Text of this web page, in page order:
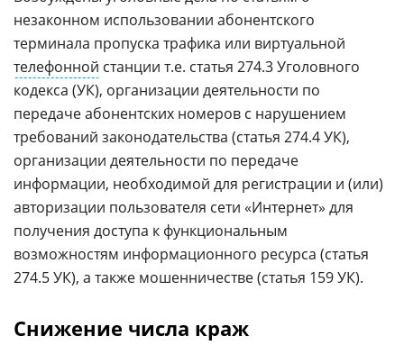
незаконном использовании абонентского
терминала пропуска трафика или виртуальной
телефонной станции т.е. статья 274.3 Уголовного
кодекса (УК), организации деятельности по
передаче абонентских номеров с нарушением
требований законодательства (статья 274.4 УК),
организации деятельности по передаче
информации, необходимой для регистрации и (или)
авторизации пользователя сети «Интернет» для
получения доступа к функциональным
возможностям информационного ресурса (статья
274.5 УК), а также мошенничестве (статья 159 УК).
Снижение числа краж